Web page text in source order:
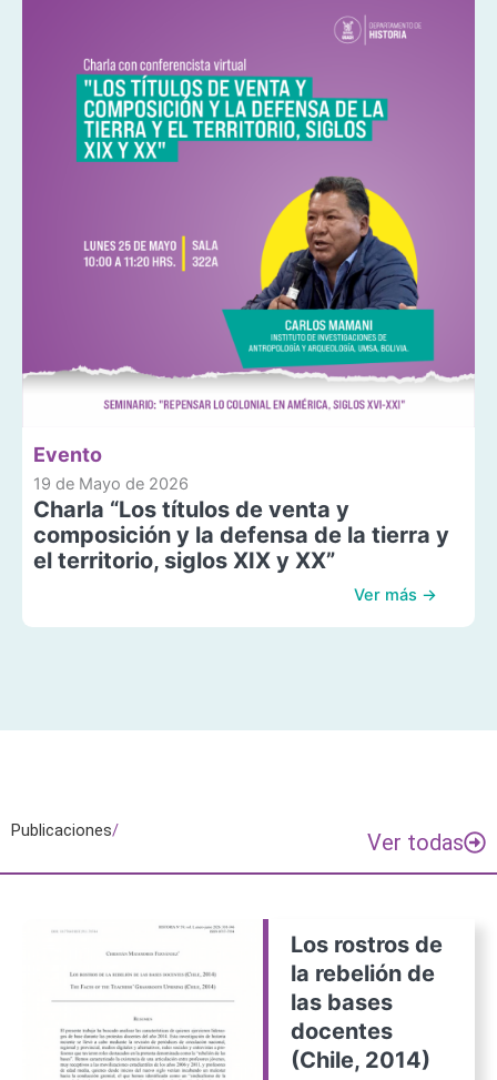
Evento
19 de Mayo de 2026
Charla “Los títulos de venta y
composición y la defensa de la tierra y
el territorio, siglos XIX y XX”
Ver más →
Publicaciones/ Ver todas
Los rostros de
la rebelión de
las bases
docentes
(Chile, 2014)